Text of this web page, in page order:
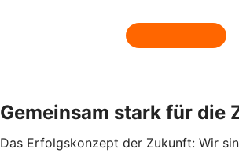
Gemeinsam stark für die
Das Erfolgskonzept der Zukunft: Wir